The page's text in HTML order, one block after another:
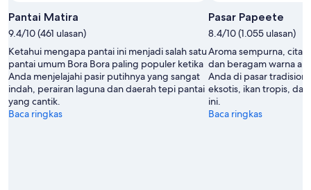
Pantai Matira
9.4/10 (461 ulasan)
Ketahui mengapa pantai ini menjadi salah satu
pantai umum Bora Bora paling populer ketika
Anda menjelajahi pasir putihnya yang sangat
indah, perairan laguna dan daerah tepi pantai
yang cantik.
Baca ringkas
Pasar Papeete
8.4/10 (1.055 ulasan)
Aroma sempurna,
dan beragam warna
Anda di pasar
eksotis, ikan tropis,
ini.
Baca ringkas